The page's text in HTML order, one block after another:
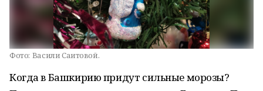
Фото: Васили Саитовой.
Когда в Башкирию придут сильные морозы?